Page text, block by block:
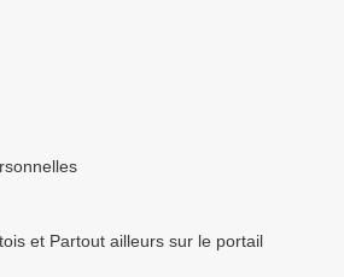
et Partout ailleurs sur le portail